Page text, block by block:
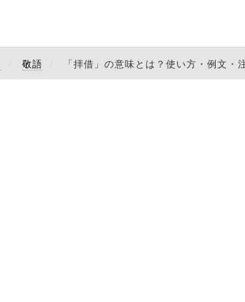
敬語 「拝借」の意味とは？使い方・例文